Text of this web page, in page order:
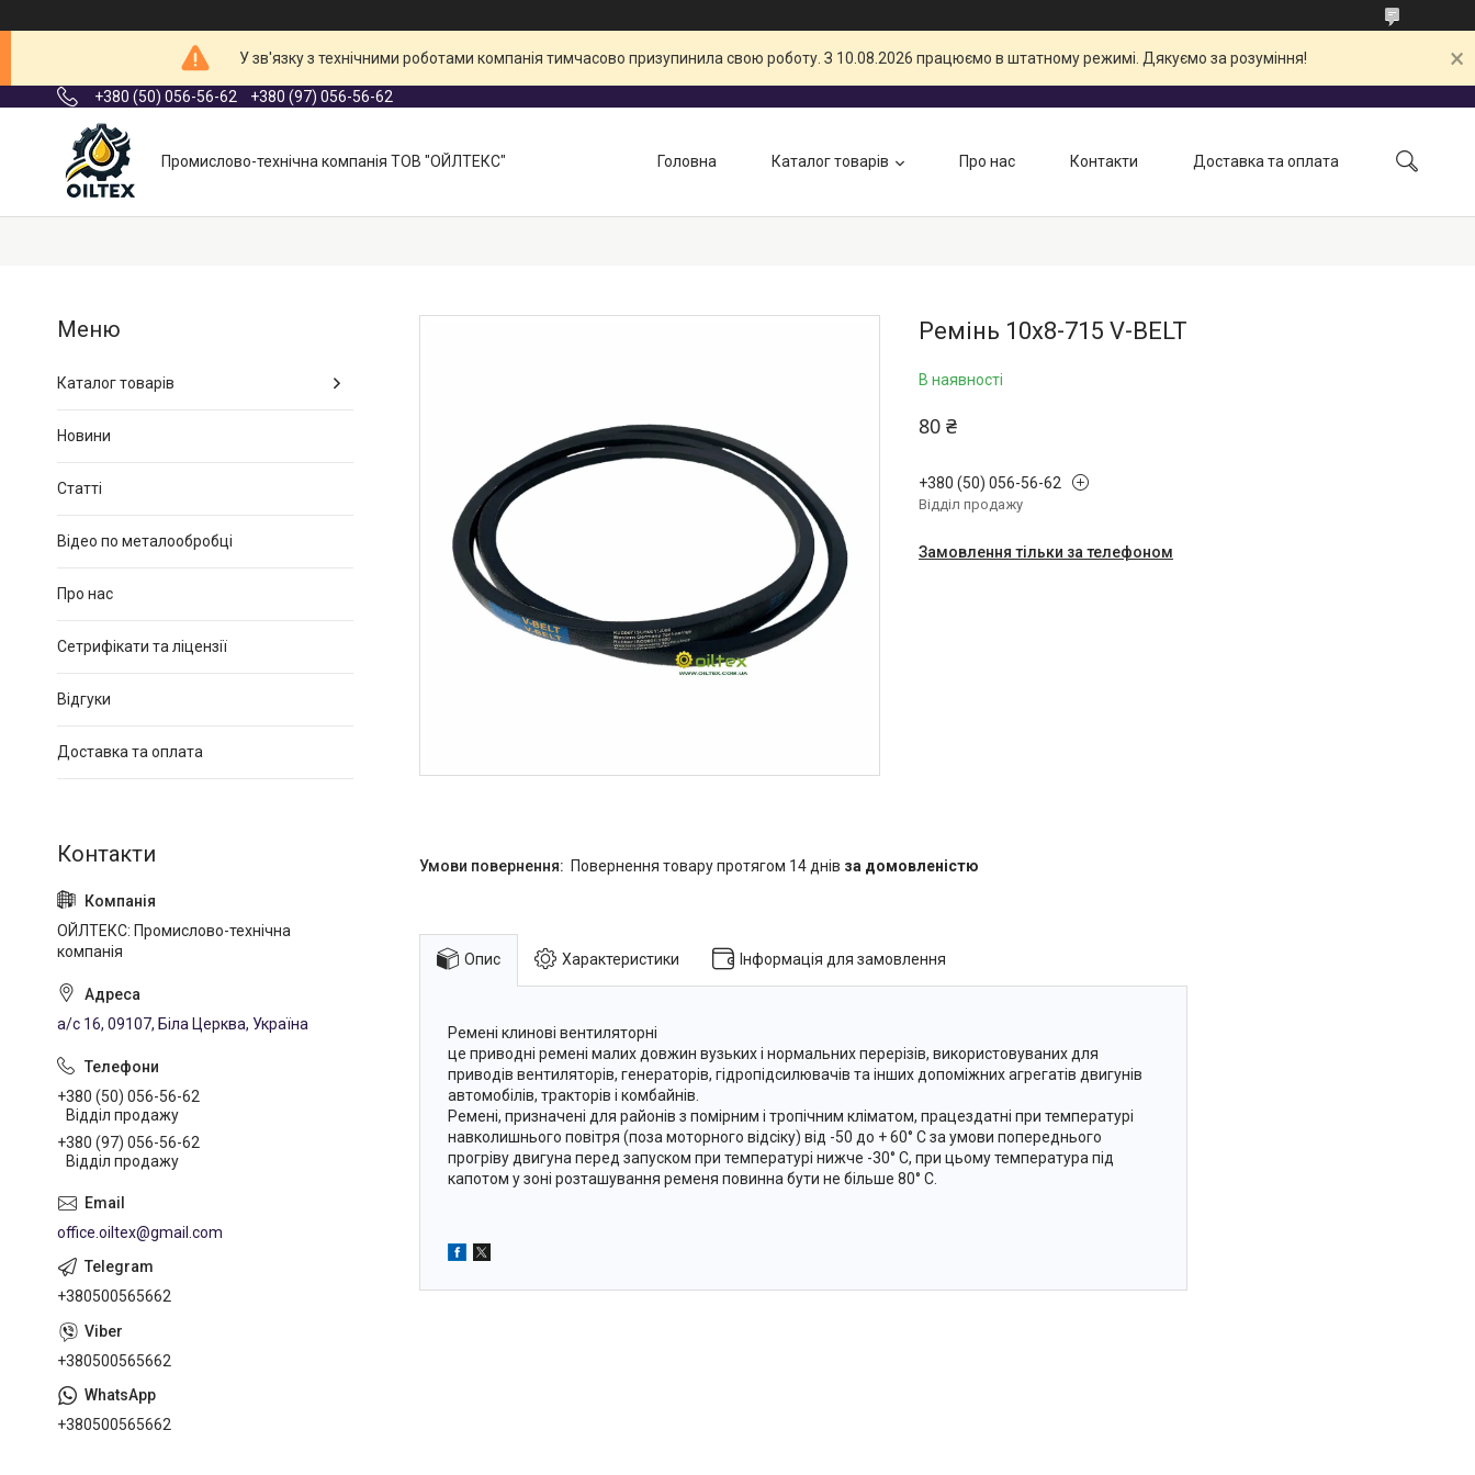
У зв'язку з технічними роботами компанія тимчасово призупинила свою роботу. З 10.08.2026 працюємо в штатному режимі. Дякуємо за розуміння!
+380 (50) 056-56-62 +380 (97) 056-56-62
Промислово-технічна компанія ТОВ "ОЙЛТЕКС" Головна Каталог товарів Про нас Контакти Доставка та оплата
Ремінь 10х8-715 V-BELT
В наявності
80 ₴
+380 (50) 056-56-62
Відділ продажу
Замовлення тільки за телефоном
повернення товару протягом 14 днів за домовленістю
Опис Характеристики Інформація для замовлення
Ремені клинові вентиляторні
це приводні ремені малих довжин вузьких і нормальних перерізів, використовуваних для
приводів вентиляторів, генераторів, гідропідсилювачів та інших допоміжних агрегатів двигунів
автомобілів, тракторів і комбайнів.
Ремені, призначені для районів з помірним і тропічним кліматом, працездатні при температурі
навколишнього повітря (поза моторного відсіку) від -50 до + 60° С за умови попереднього
прогріву двигуна перед запуском при температурі нижче -30° С, при цьому температура під
капотом у зоні розташування ременя повинна бути не більше 80° С.
Каталог товарів
Новини
Статті
Відео по металообробці
Про нас
Сетрифікати та ліцензії
Відгуки
Доставка та оплата
ОЙЛТЕКС: Промислово-технічна
компанія
а/с 16, 09107, Біла Церква, Україна
+380 (50) 056-56-62
Відділ продажу
+380 (97) 056-56-62
Відділ продажу
office.oiltex@gmail.com
+380500565662
+380500565662
+380500565662